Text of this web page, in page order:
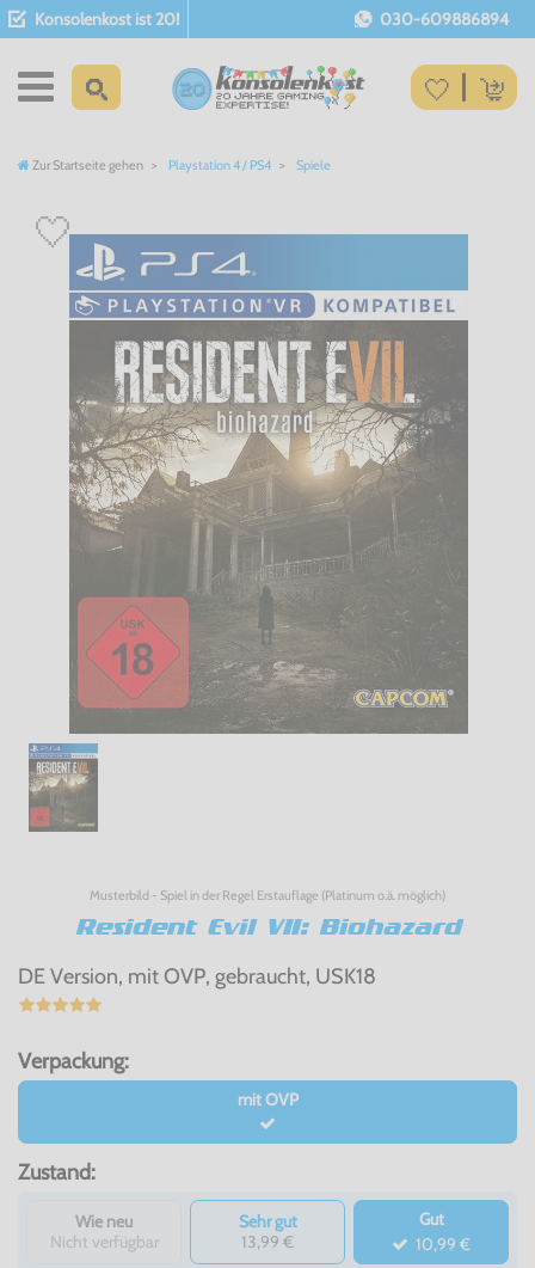
Konsolenkost ist 20! 030-609886894
Zur Startseite gehen Playstation 4 / PS4 Spiele
Musterbild - Spiel in der Regel Erstauflage (Platinum o.ä. möglich)
Resident Evil VII: Biohazard
DE Version, mit OVP, gebraucht, USK18
Verpackung:
mit OVP
Zustand:
Wie neu
Nicht verfügbar
Sehr gut
13,99 €
Gut
10,99 €